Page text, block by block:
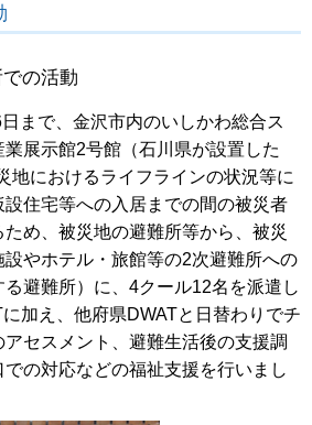
の活動
まで、金沢市内のいしかわ総合ス
展示館2号館（石川県が設置した
におけるライフラインの状況等に
住宅等への入居までの間の被災者
め、被災地の避難所等から、被災
やホテル・旅館等の2次避難所への
避難所）に、4クール12名を派遣し
加え、他府県DWATと日替わりでチ
セスメント、避難生活後の支援調
の対応などの福祉支援を行いまし